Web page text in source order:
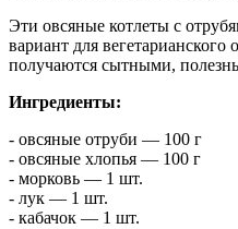
Эти овсяные котлеты с
вариант для
получаются сытными,
Ингредиенты:
- овсяные отруби — 100 г
- овсяные хлопья — 100 г
- морковь — 1 шт.
- лук — 1 шт.
- кабачок — 1 шт.